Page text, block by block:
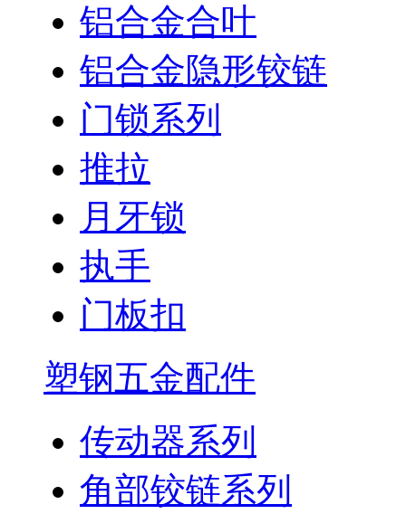
铝合金合叶
铝合金隐形铰链
门锁系列
推拉
月牙锁
执手
门板扣
塑钢五金配件
传动器系列
角部铰链系列